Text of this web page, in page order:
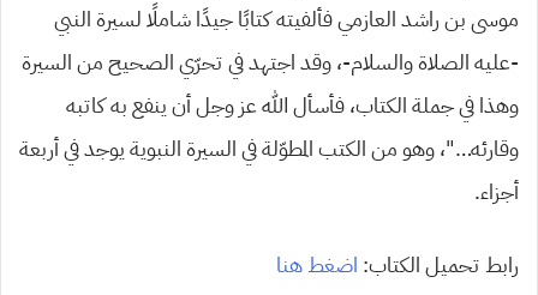
موسى بن راشد العازمي فألفيته كتابًا جيدًا شاملًا لسيرة النبي
-عليه الصلاة والسلام-، وقد اجتهد في تحرّي الصحيح من السيرة
وهذا في جملة الكتاب، فأسأل الله عز وجل أن ينفع به كاتبه
وقارئه…”، وهو من الكتب المطوّلة في السيرة النبوية يوجد في أربعة
أجزاء.
رابط تحميل الكتاب: اضغط هنا